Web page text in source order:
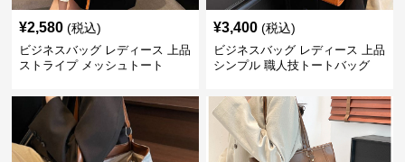
¥2,580 (税込)
ビジネスバッグ レディース 上品
ストライプ メッシュトート
¥3,400 (税込)
ビジネスバッグ レディース 上品
シンプル 職人技トートバッグ